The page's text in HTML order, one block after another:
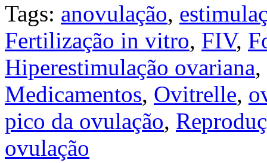
Tags: anovulação,
Fertilização in vitro, FIV,
Hiperestimulação ovariana,
Medicamentos, Ovitrelle,
pico da ovulação,
ovulação